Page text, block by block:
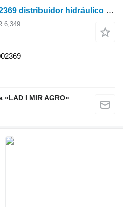
John Deere RE318827002369 distribuidor hidráulico para John Deere tractor de ruedas
6,349
«LAD I MIR AGRO»